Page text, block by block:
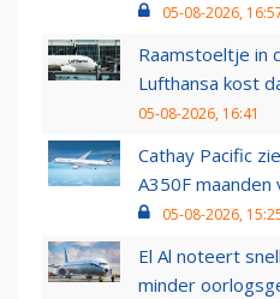
05-08-2026,
Raamstoeltje in
Lufthansa kost
05-08-2026, 16:41
Cathay Pacific
A350F
05-08-2026,
El Al noteert
minder